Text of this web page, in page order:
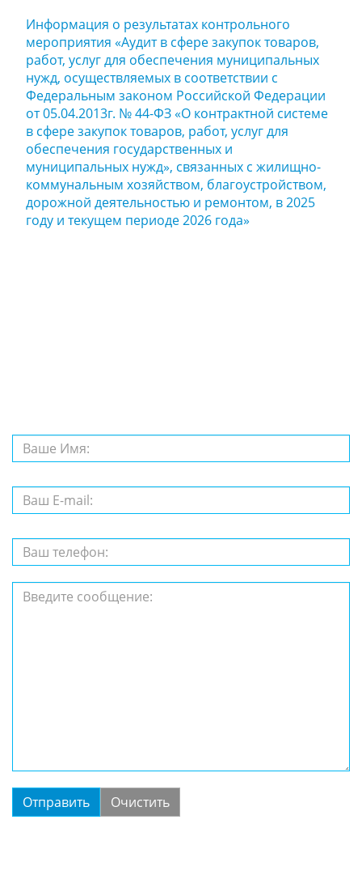
Информация о результатах контрольного
мероприятия «Аудит в сфере закупок товаров,
работ, услуг для обеспечения муниципальных
нужд, осуществляемых в соответствии с
Федеральным законом Российской Федерации
от 05.04.2013г. № 44-ФЗ «О контрактной системе
в сфере закупок товаров, работ, услуг для
обеспечения государственных и
муниципальных нужд», связанных с жилищно-
коммунальным хозяйством, благоустройством,
дорожной деятельностью и ремонтом, в 2025
году и текущем периоде 2026 года»